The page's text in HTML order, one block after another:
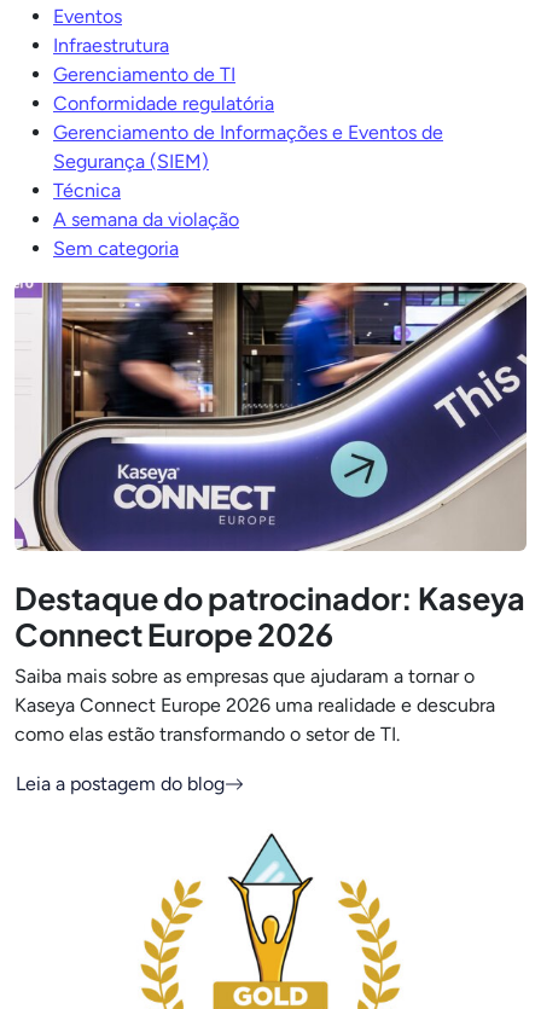
Eventos
Infraestrutura
Gerenciamento de TI
Conformidade regulatória
Gerenciamento de Informações e Eventos de
Segurança (SIEM)
Técnica
A semana da violação
Sem categoria
Destaque do patrocinador: Kaseya
Connect Europe 2026
Saiba mais sobre as empresas que ajudaram a tornar o
Kaseya Connect Europe 2026 uma realidade e descubra
como elas estão transformando o setor de TI.
Leia a postagem do blog